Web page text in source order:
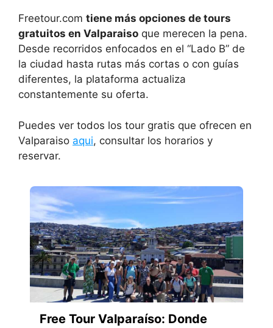
Freetour.com tiene más opciones de tours
gratuitos en Valparaiso que merecen la pena.
Desde recorridos enfocados en el “Lado B” de
la ciudad hasta rutas más cortas o con guías
diferentes, la plataforma actualiza
constantemente su oferta.
Puedes ver todos los tour gratis que ofrecen en
Valparaiso aqui, consultar los horarios y
reservar.
Free Tour Valparaíso: Donde